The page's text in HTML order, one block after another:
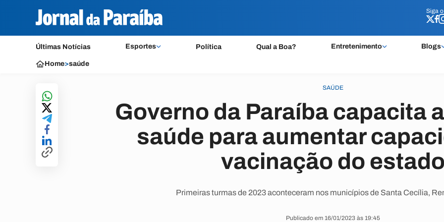
Siga o
Últimas Notícias Esportes Política Qual a Boa? Entretenimento Blogs
Siga o
Home>saúde
SAÚDE
Governo da Paraíba capacita
saúde para aumentar
vacinação do estado
Primeiras turmas de 2023 aconteceram nos municípios de Santa Cecília,
Publicado em 16/01/2023 às 19:45